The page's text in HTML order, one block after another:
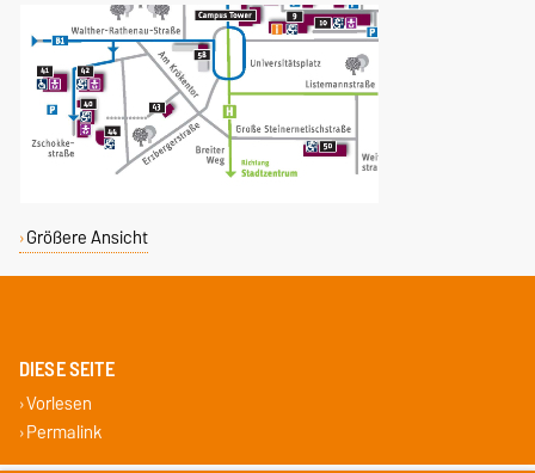
Größere Ansicht
DIESE SEITE
Vorlesen
Permalink